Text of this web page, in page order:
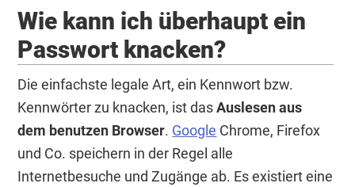
Wie kann ich überhaupt ein
Passwort knacken?
Die einfachste legale Art, ein Kennwort bzw.
Kennwörter zu knacken, ist dasAuslesen aus
dem benutzen Browser. Google Chrome, Firefox
und Co. speichern in der Regel alle
Internetbesuche und Zugänge ab. Es existiert eine